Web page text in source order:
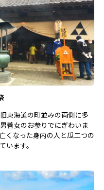
東海道の町並みの両側に多
善女のお参りでにぎわいま
くなった身内の人と瓜二つの
います。